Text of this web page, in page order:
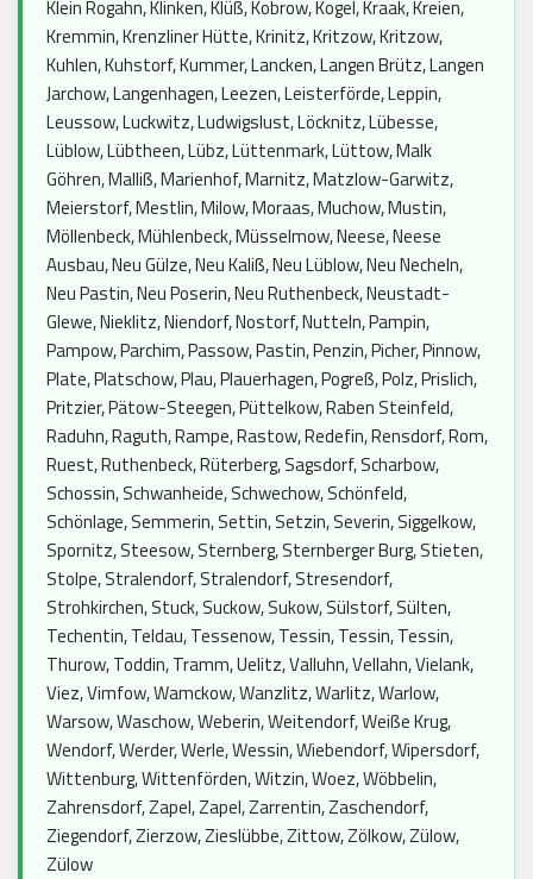
Klein Rogahn, Klinken, Klüß, Kobrow, Kogel, Kraak, Kreien,
Kremmin, Krenzliner Hütte, Krinitz, Kritzow, Kritzow,
Kuhlen, Kuhstorf, Kummer, Lancken, Langen Brütz, Langen
Jarchow, Langenhagen, Leezen, Leisterförde, Leppin,
Leussow, Luckwitz, Ludwigslust, Löcknitz, Lübesse,
Lüblow, Lübtheen, Lübz, Lüttenmark, Lüttow, Malk
Göhren, Malliß, Marienhof, Marnitz, Matzlow-Garwitz,
Meierstorf, Mestlin, Milow, Moraas, Muchow, Mustin,
Möllenbeck, Mühlenbeck, Müsselmow, Neese, Neese
Ausbau, Neu Gülze, Neu Kaliß, Neu Lüblow, Neu Necheln,
Neu Pastin, Neu Poserin, Neu Ruthenbeck, Neustadt-
Glewe, Nieklitz, Niendorf, Nostorf, Nutteln, Pampin,
Pampow, Parchim, Passow, Pastin, Penzin, Picher, Pinnow,
Plate, Platschow, Plau, Plauerhagen, Pogreß, Polz, Prislich,
Pritzier, Pätow-Steegen, Püttelkow, Raben Steinfeld,
Raduhn, Raguth, Rampe, Rastow, Redefin, Rensdorf, Rom,
Ruest, Ruthenbeck, Rüterberg, Sagsdorf, Scharbow,
Schossin, Schwanheide, Schwechow, Schönfeld,
Schönlage, Semmerin, Settin, Setzin, Severin, Siggelkow,
Spornitz, Steesow, Sternberg, Sternberger Burg, Stieten,
Stolpe, Stralendorf, Stralendorf, Stresendorf,
Strohkirchen, Stuck, Suckow, Sukow, Sülstorf, Sülten,
Techentin, Teldau, Tessenow, Tessin, Tessin, Tessin,
Thurow, Toddin, Tramm, Uelitz, Valluhn, Vellahn, Vielank,
Viez, Vimfow, Wamckow, Wanzlitz, Warlitz, Warlow,
Warsow, Waschow, Weberin, Weitendorf, Weiße Krug,
Wendorf, Werder, Werle, Wessin, Wiebendorf, Wipersdorf,
Wittenburg, Wittenförden, Witzin, Woez, Wöbbelin,
Zahrensdorf, Zapel, Zapel, Zarrentin, Zaschendorf,
Ziegendorf, Zierzow, Zieslübbe, Zittow, Zölkow, Zülow,
Zülow